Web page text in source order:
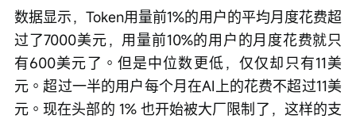
数据显示，Token用量前1%的用户的平均月度花费超
过了7000美元，用量前10%的用户的月度花费就只
有600美元了。但是中位数更低，仅仅却只有11美
元。超过一半的用户每个月在AI上的花费不超过11美
元。现在头部的 1% 也开始被大厂限制了，这样的支